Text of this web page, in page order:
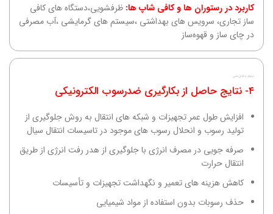
کاربرد در رستوران ها و کافی شاپ ها: ظرفشویی،‌دستگاه های کافی
ساز تجاری، سرویس های بهداشتی ،‌سیستم های گرمایشی ،‌آب مصرفی
در چای ساز و قهوه‌ساز
در منازل و اماکن تجاری
۴- نتایج حاصل از بکارگیری ضدرسوب الکترونیکی​
افزایش طول عمر تجهیزات و شبکه های انتقال به روش جلوگیری از
تولید رسوب و انحلال رسوب های موجود در تاسیسات انتقال سیال
صرفه جویی در مصرف انرژی با جلوگیری از هدر رفت انرژی از طریق
انتقال حرارت
کاهش هزینه های تعمیر و نگهداشت تجهیزات و تأسیسات
حذف رسوبات بدون استفاده از مواد شیمیایی